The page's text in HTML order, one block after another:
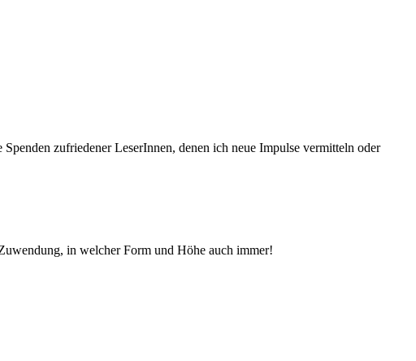
zufriedener Le­serInnen, denen ich neue Im­pul­se vermitteln oder
in welcher Form und Höhe auch immer!